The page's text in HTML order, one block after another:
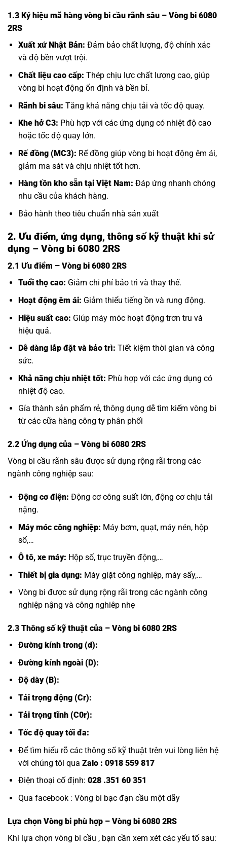
1.3 Ký hiệu mã hàng vòng bi cầu rãnh sâu – Vòng bi 6080
2RS
Xuất xứ Nhật Bản: Đảm bảo chất lượng, độ chính xác
và độ bền vượt trội.
Chất liệu cao cấp: Thép chịu lực chất lượng cao, giúp
vòng bi hoạt động ổn định và bền bỉ.
Rãnh bi sâu: Tăng khả năng chịu tải và tốc độ quay.
Khe hở C3: Phù hợp với các ứng dụng có nhiệt độ cao
hoặc tốc độ quay lớn.
Rế đồng (MC3): Rế đồng giúp vòng bi hoạt động êm ái,
giảm ma sát và chịu nhiệt tốt hơn.
Hàng tồn kho sẵn tại Việt Nam: Đáp ứng nhanh chóng
nhu cầu của khách hàng.
Bảo hành theo tiêu chuẩn nhà sản xuất
2. Ưu điểm, ứng dụng, thông số kỹ thuật khi sử
dụng – Vòng bi 6080 2RS
2.1 Ưu điểm – Vòng bi 6080 2RS
Tuổi thọ cao: Giảm chi phí bảo trì và thay thế.
Hoạt động êm ái: Giảm thiểu tiếng ồn và rung động.
Hiệu suất cao: Giúp máy móc hoạt động trơn tru và
hiệu quả.
Dễ dàng lắp đặt và bảo trì: Tiết kiệm thời gian và công
sức.
Khả năng chịu nhiệt tốt: Phù hợp với các ứng dụng có
nhiệt độ cao.
Gía thành sản phẩm rẻ, thông dụng dễ tìm kiếm vòng bi
từ các cữa hàng công ty phân phối
2.2 Ứng dụng của – Vòng bi 6080 2RS
Vòng bi cầu rãnh sâu được sử dụng rộng rãi trong các
ngành công nghiệp sau:
Động cơ điện: Động cơ công suất lớn, động cơ chịu tải
nặng.
Máy móc công nghiệp: Máy bơm, quạt, máy nén, hộp
số,…
Ô tô, xe máy: Hộp số, trục truyền động,…
Thiết bị gia dụng: Máy giặt công nghiệp, máy sấy,…
Vòng bi được sử dụng rộng rãi trong các ngành công
nghiệp nậng và công nghiêp nhẹ
2.3 Thông số kỹ thuật của – Vòng bi 6080 2RS
Đường kính trong (d):
Đường kính ngoài (D):
Độ dày (B):
Tải trọng động (Cr):
Tải trọng tĩnh (C0r):
Tốc độ quay tối đa:
Để tìm hiểu rõ các thông số kỹ thuật trên vui lòng liên hệ
với chúng tôi qua Zalo : 0918 559 817
Điện thoại cố định: 028 .351 60 351
Qua facebook : Vòng bi bạc đạn cầu một dãy
Lựa chọn Vòng bi phù hợp – Vòng bi 6080 2RS
Khi lựa chọn vòng bi cầu , bạn cần xem xét các yếu tố sau: